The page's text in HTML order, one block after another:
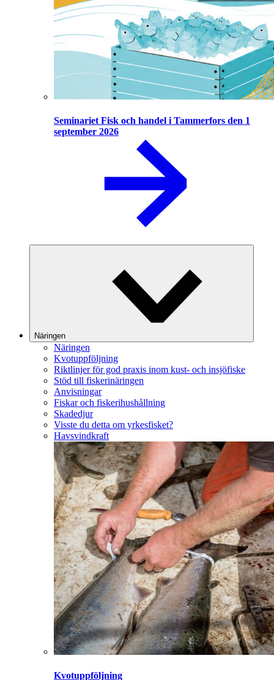
Seminariet Fisk och handel i Tammerfors den 1
september 2026
Näringen
Näringen
Kvotuppföljning
Riktlinjer för god praxis inom kust- och insjöfiske
Stöd till fiskerinäringen
Anvisningar
Fiskar och fiskerihushållning
Skadedjur
Visste du detta om yrkesfisket?
Havsvindkraft
Kvotuppföljning